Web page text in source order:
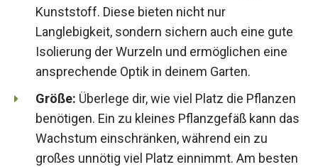
Kunststoff. Diese bieten nicht nur
Langlebigkeit, sondern sichern auch eine gute
Isolierung der Wurzeln und ermöglichen eine
ansprechende Optik in deinem Garten.
Größe: Überlege dir, wie viel Platz die Pflanzen
benötigen. Ein zu kleines Pflanzgefäß kann das
Wachstum einschränken, während ein zu
großes unnötig viel Platz einnimmt. Am besten